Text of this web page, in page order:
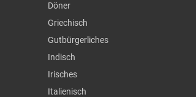
Döner
Griechisch
Gutbürgerliches
Indisch
Irisches
Italienisch